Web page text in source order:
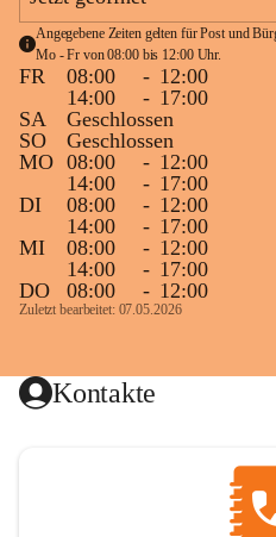
Angegebene Zeiten gelten für Post und
Mo - Fr von 08:00 bis 12:00 Uhr.
FR 08:00 - 12:00
14:00
- 17:00
SA
Geschlossen
SO
Geschlossen
MO 08:00 - 12:00
14:00
- 17:00
DI
08:00 - 12:00
14:00
- 17:00
MI
08:00 - 12:00
14:00
- 17:00
DO
08:00 - 12:00
Zuletzt bearbeitet: 07.05.2026
Kontakte